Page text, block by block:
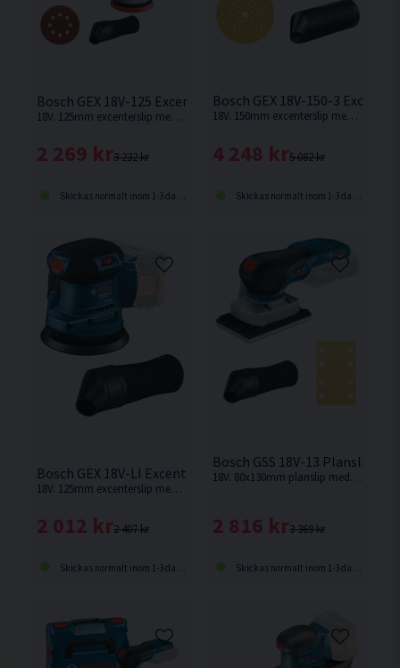
Bosch GEX 18V-125 Excenterslip 125mm 18V L-BOXX
18V. 125mm excenterslip med låga vibrationer från Bosch. Levereras utan batteri och laddare.
3 232 kr
2 269 kr
Skickas normalt inom 1-3 dagar
Bosch GEX 18V-150-3
18V. 150mm excenterslip med låga vibrationer från Bosch. Levereras utan batteri och laddare.
5 082 kr
4 248 kr
Skickas normalt inom 1-3 dagar
Bosch GEX 18V-LI Excenterslip 125mm 18V
18V. 125mm excenterslip med låga vibrationer från Bosch. Levereras utan batteri och laddare.
2 407 kr
2 012 kr
Skickas normalt inom 1-3 dagar
Bosch GSS 18V-13 Planslip
18V. 80x130mm planslip med låga vibrationer från Bosch. Levereras utan batteri och laddare.
3 369 kr
2 816 kr
Skickas normalt inom 1-3 dagar